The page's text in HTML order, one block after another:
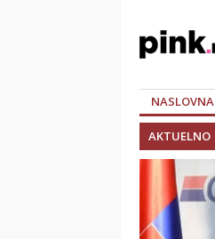
NASLOVNA
AKTUELNO